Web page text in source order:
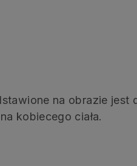
na obrazie jest
kobiecego ciała.